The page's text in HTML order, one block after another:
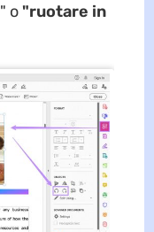
" o "ruotare in